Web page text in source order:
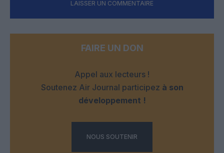
LAISSER UN COMMENTAIRE
FAIRE UN DON
Appel aux lecteurs !
Soutenez Air Journal participez à son
développement !
NOUS SOUTENIR